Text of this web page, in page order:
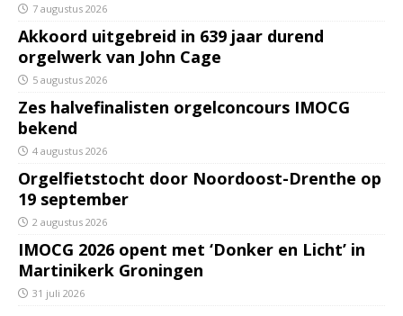
7 augustus 2026
Akkoord uitgebreid in 639 jaar durend
orgelwerk van John Cage
5 augustus 2026
Zes halvefinalisten orgelconcours IMOCG
bekend
4 augustus 2026
Orgelfietstocht door Noordoost-Drenthe op
19 september
2 augustus 2026
IMOCG 2026 opent met ‘Donker en Licht’ in
Martinikerk Groningen
31 juli 2026